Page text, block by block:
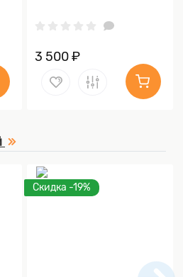
3 500 ₽
Скидка -19%